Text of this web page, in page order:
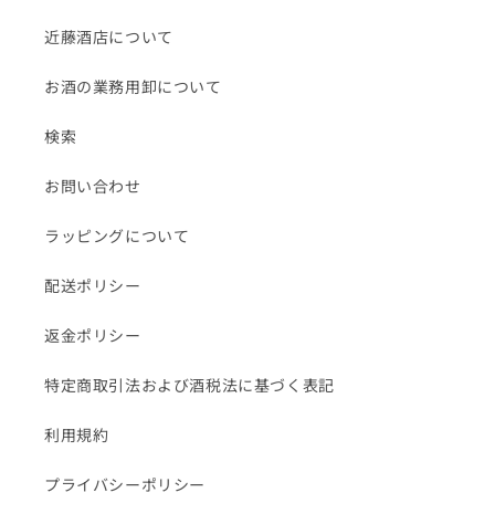
近藤酒店について
お酒の業務用卸について
検索
お問い合わせ
ラッピングについて
配送ポリシー
返金ポリシー
特定商取引法および酒税法に基づく表記
利用規約
プライバシーポリシー